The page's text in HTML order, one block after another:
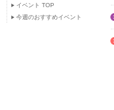
イベント TOP
今週のおすすめイベント